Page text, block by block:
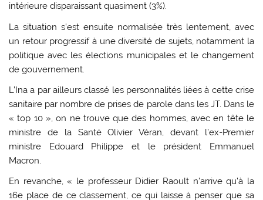
intérieure disparaissant quasiment (3%).
La situation s’est ensuite normalisée très lentement, avec
un retour progressif à une diversité de sujets, notamment la
politique avec les élections municipales et le changement
de gouvernement.
L’Ina a par ailleurs classé les personnalités liées à cette crise
sanitaire par nombre de prises de parole dans les JT. Dans le
« top 10 », on ne trouve que des hommes, avec en tête le
ministre de la Santé Olivier Véran, devant l’ex-Premier
ministre Edouard Philippe et le président Emmanuel
Macron.
En revanche, « le professeur Didier Raoult n’arrive qu’à la
16e place de ce classement, ce qui laisse à penser que sa